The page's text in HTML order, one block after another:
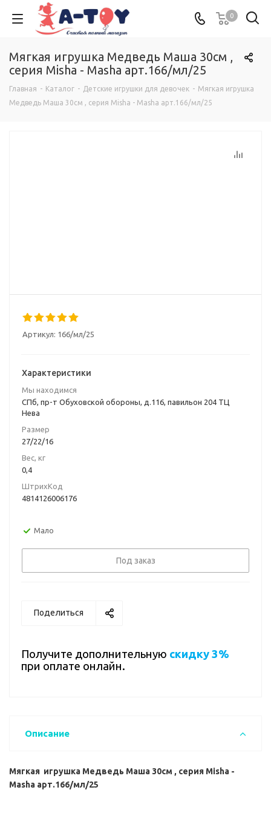
0
Мягкая игрушка Медведь Маша 30см ,
серия Misha - Masha арт.166/мл/25
Главная - Каталог - Детские игрушки для девочек - Мягкая игрушка
Медведь Маша 30см , серия Misha - Masha арт.166/мл/25
Артикул: 166/мл/25
Характеристики
Мы находимся
СПб, пр-т Обуховской обороны, д.116, павильон 204 ТЦ
Нева
Размер
27/22/16
Вес, кг
0,4
ШтрихКод
4814126006176
Мало
Под заказ
Поделиться
Получите дополнительную скидку 3%
при оплате онлайн.
Описание
Мягкая игрушка Медведь Маша 30см , серия Misha -
Masha арт.166/мл/25